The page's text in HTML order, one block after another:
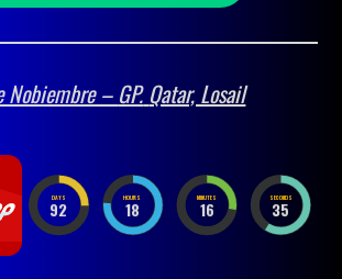
Nobiembre – GP. Qatar, Losail
DAYS
92
HOURS
18
MINUTES
16
SECONDS
33